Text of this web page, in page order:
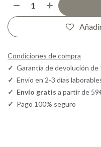
Condiciones de compra
✓ Garantía de devolución de
✓ Envío en 2-3 días
✓ Envío gratis a partir de
✓ Pago 100% seguro